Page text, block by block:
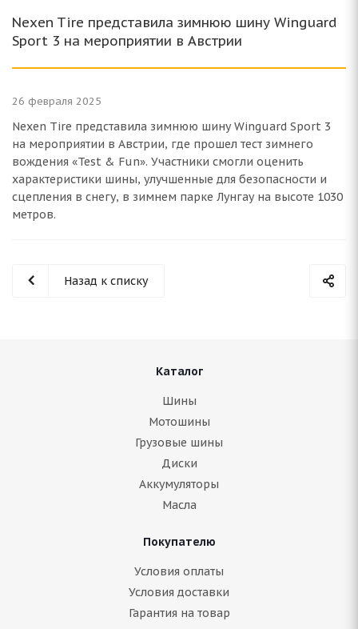
Nexen Tire представила зимнюю шину Winguard
Sport 3 на мероприятии в Австрии
26 февраля 2025
Nexen Tire представила зимнюю шину Winguard Sport 3
на мероприятии в Австрии, где прошел тест зимнего
вождения «Test & Fun». Участники смогли оценить
характеристики шины, улучшенные для безопасности и
сцепления в снегу, в зимнем парке Лунгау на высоте 1030
метров.
Назад к списку
Каталог
Шины
Мотошины
Грузовые шины
Диски
Аккумуляторы
Масла
Покупателю
Условия оплаты
Условия доставки
Гарантия на товар